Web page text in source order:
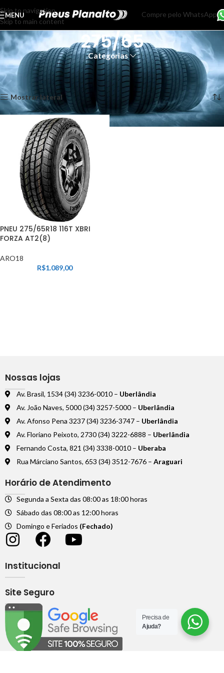
Skip to navigation
Skip to main content
MENU Compre pelo WhatsApp
275/65
Categorias
Início Produtos marcados com a tag “275/65”
Exibindo um único resultado
Mostrar lateral
PNEU 275/65R18 116T XBRI
FORZA AT2(8)
ARO18
R$1.089,00
Nossas lojas
Av. Brasil, 1534 (34) 3236-0010 – Uberlândia
Av. João Naves, 5000 (34) 3257-5000 – Uberlândia
Av. Afonso Pena 3237 (34) 3236-3747 – Uberlândia
Av. Floriano Peixoto, 2730 (34) 3222-6888 – Uberlândia
Fernando Costa, 821 (34) 3338-0010 – Uberaba
Rua Márciano Santos, 653 (34) 3512-7676 – Araguari
Horário de Atendimento
Segunda a Sexta das 08:00 as 18:00 horas
Sábado das 08:00 as 12:00 horas
Domingo e Feriados (Fechado)
Institucional
Site Seguro
Precisa de
Ajuda?